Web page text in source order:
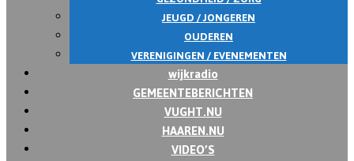
JEUGD / JONGEREN
OUDEREN
VERENIGINGEN / EVENEMENTEN
wijkradio
GEMEENTEBERICHTEN
VUGHT.NU
HAAREN.NU
VIDEO’S